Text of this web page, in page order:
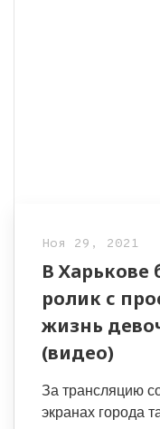
Ноя 29, 2021
В Харькове
ролик с
жизнь
(видео)
За трансляцию
экранах города